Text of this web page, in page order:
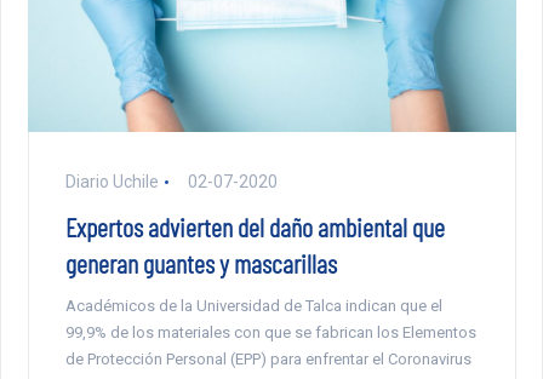
Diario Uchile 02-07-2020
Expertos advierten del daño ambiental que
generan guantes y mascarillas
Académicos de la Universidad de Talca indican que el
99,9% de los materiales con que se fabrican los Elementos
de Protección Personal (EPP) para enfrentar el Coronavirus